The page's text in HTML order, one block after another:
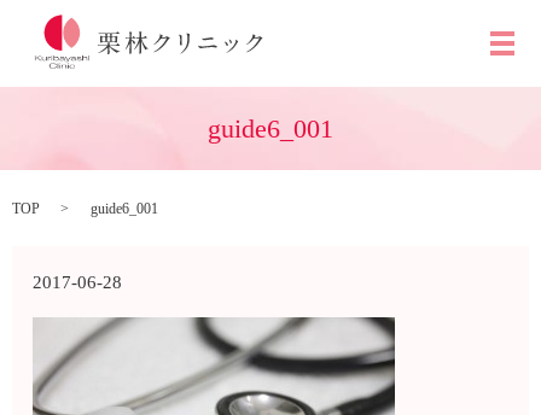
メ
guide6_001
TOP guide6_001
2017-06-28